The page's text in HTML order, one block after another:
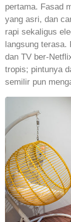
pertama. Fasad
yang asri, dan
rapi sekaligus
langsung terasa.
dan TV ber-
tropis; pintunya
semilir pun